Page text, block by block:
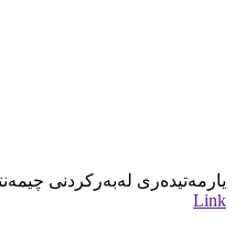
یارمەتیدەری لەبەرکردنی
Link